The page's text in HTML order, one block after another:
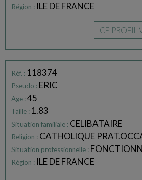
Région : ILE DE FRANCE
CE PROFIL
Réf. : 118374
Pseudo : ERIC
Age :45
Taille : 1.83
Situation familiale : CELIBATAIRE
Religion : CATHOLIQUE
Situation professionnelle :
Région : ILE DE FRANCE